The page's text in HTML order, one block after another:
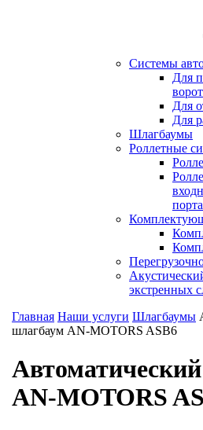
Системы
Для
ворот
Для
Для
Шлагбаумы
Роллетные
экстренных
Главная Наши услуги Шлагбаумы
шлагбаум AN-MOTORS ASB6
AN-MOTORS